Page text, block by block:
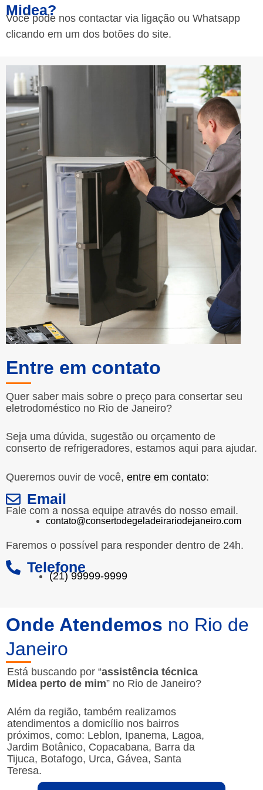
Midea?
Você pode nos contactar via ligação ou Whatsapp
clicando em um dos botões do site.
Entre em contato
Quer saber mais sobre o preço para consertar seu
eletrodoméstico no Rio de Janeiro?
Seja uma dúvida, sugestão ou orçamento de
conserto de refrigeradores, estamos aqui para ajudar.
Queremos ouvir de você, entre em contato:
Email
Fale com a nossa equipe através do nosso email.
contato@consertodegeladeirariodejaneiro.com
Faremos o possível para responder dentro de 24h.
Telefone
(21) 99999-9999
Onde Atendemos no Rio de
Janeiro
Está buscando por “assistência técnica
Midea perto de mim” no Rio de Janeiro?
Além da região, também realizamos
atendimentos a domicílio nos bairros
próximos, como: Leblon, Ipanema, Lagoa,
Jardim Botânico, Copacabana, Barra da
Tijuca, Botafogo, Urca, Gávea, Santa
Teresa.